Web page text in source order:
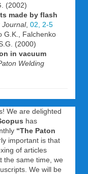
(2002)
made by flash
Journal, 02, 2-5
G.K., Falchenko
(2000)
in vacuum
Welding
We are delighted
has
“The Paton
important is that
of articles
the same time, we
We will be